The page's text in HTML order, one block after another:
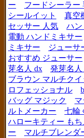
ー
フードシーラー
シールイット
真空
セッサー 人気
ハン
電動 ハンドミキサー
ミキサー
ジューサ
おすすめ ジューサー
芽名人 dx
発芽名人
ブラウン マルチクイ
ロフェッショナル
バッグ マジック
ルトメーカー
七輪
ハローキティー も
ー
マルチブレンダ